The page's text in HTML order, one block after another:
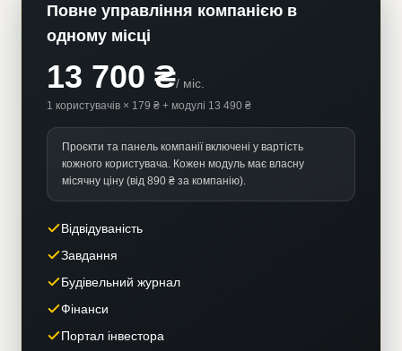
Повне управління компанією в
одному місці
13 700 ₴/ міс.
1 користувачів × 179 ₴ + модулі 13 490 ₴
Проєкти та панель компанії включені у вартість
кожного користувача. Кожен модуль має власну
місячну ціну (від 890 ₴ за компанію).
Відвідуваність
Завдання
Будівельний журнал
Фінанси
Портал інвестора